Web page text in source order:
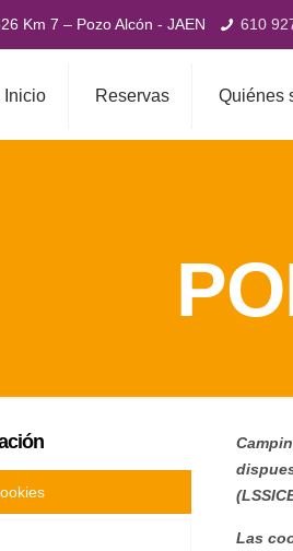
Km 7 – Pozo Alcón - JAEN 610
Inicio Reservas Quiénes
Las